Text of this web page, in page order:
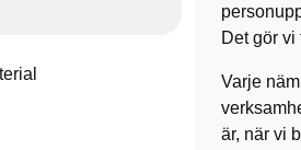
Det gör vi
Varje
är, när vi